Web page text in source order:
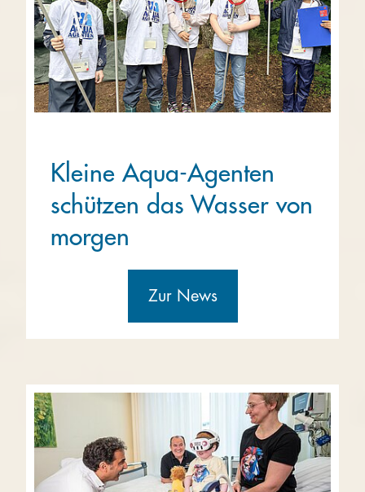
Kleine Aqua-Agenten
schützen das Wasser von
morgen
Zur News